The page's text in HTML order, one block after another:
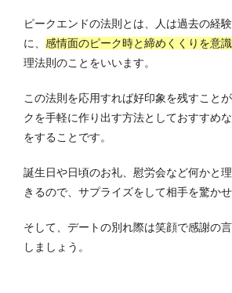
ピークエンドの法則とは、人は過去の経
に、 感情面のピーク時と締めくくりを意
理法則のことをいいます。
この法則を応用すれば好印象を残すこと
クを手軽に作り出す方法としておすすめ
をすることです。
誕生日や日頃のお礼、慰労会など何かと
きるので、サプライズをして相手を驚かせ
そして、デートの別れ際は笑顔で感謝の
しましょう。